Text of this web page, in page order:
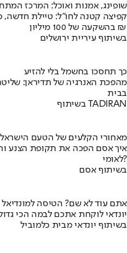
שופינג, אמנות ואוכל: המרכז
קפיצה קטנה לחו"ל: טיילת חדשה,
בהשקעה של 100 מיליון ₪
בשיתוף עיריית ירושלים
כך תחסכו בחשמל בלי להזיע
מהפכת האנרגיה של תדיראן:
בבית
בשיתוף TADIRAN
מאחורי הקלעים של הטעם
לאומי?
בשיתוף אסם
אתם עוד לא שם? הטיסה למונדיאל
יונדאי לוקחת אתכם לבמה הכי
בשיתוף יונדאי מבית כלמוביל